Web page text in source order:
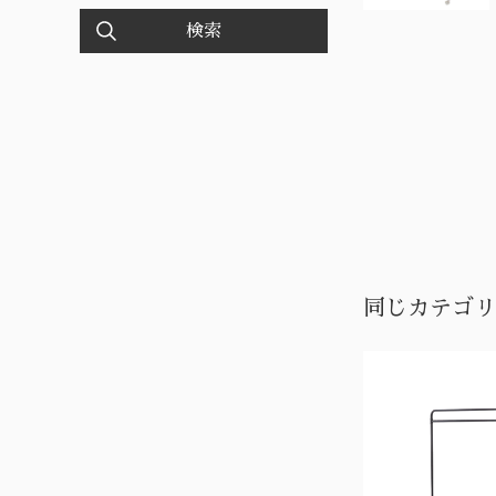
同じカテゴ
検索